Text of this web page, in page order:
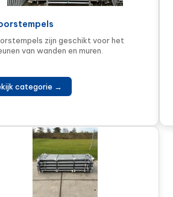
zijn geschikt voor het
van wanden en muren.
categorie →